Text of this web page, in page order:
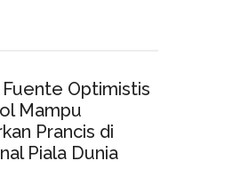
Fuente Optimistis
Mampu
Prancis di
Piala Dunia